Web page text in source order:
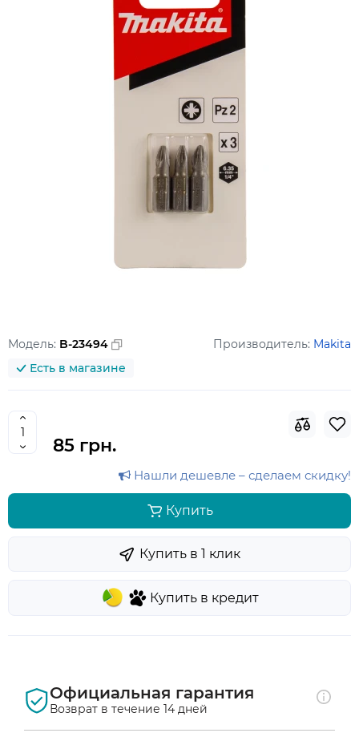
Модель: B-23494 Производитель: Makita
Есть в магазине
85 грн.
Нашли дешевле – сделаем скидку!
Купить
Купить в кредит
Купить в 1 клик
Официальная гарантия
Возврат в течение 14 дней